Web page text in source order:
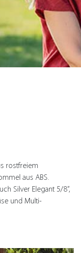
rostfreiem
aus ABS.
Silver Elegant 5/8”,
und Multi-